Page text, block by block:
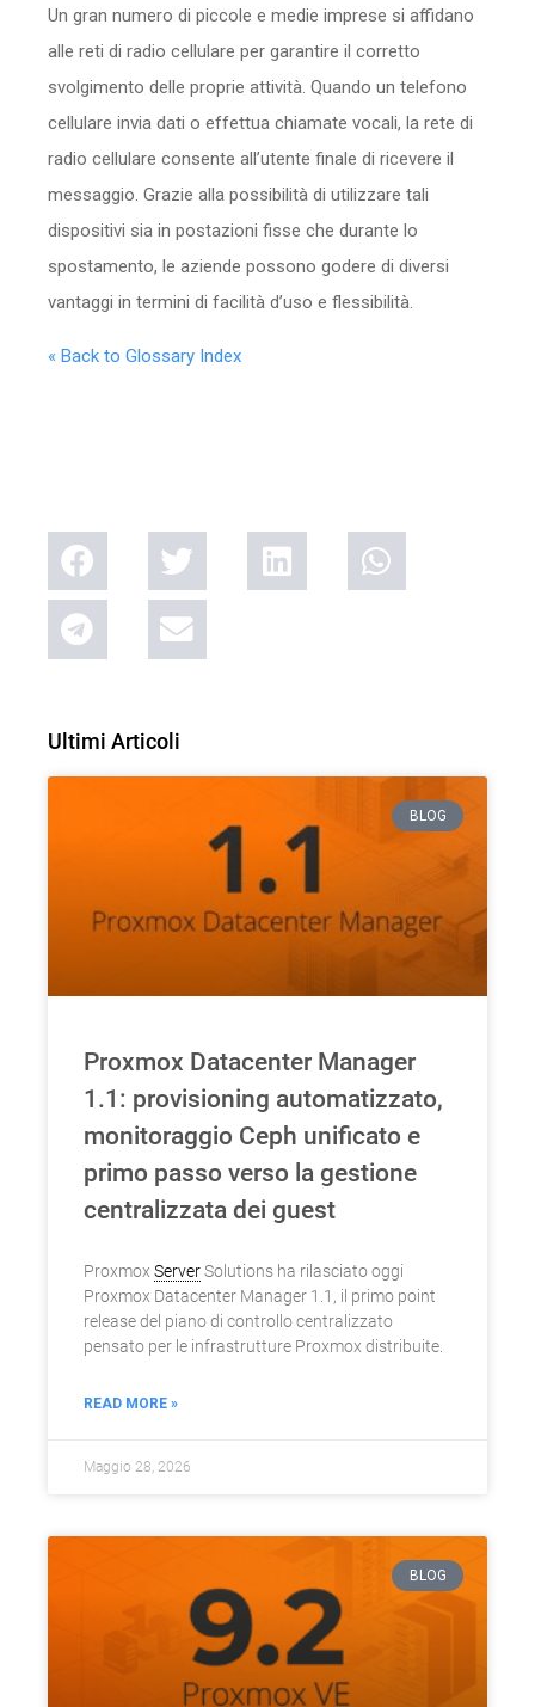
Un gran numero di piccole e medie imprese si affidano
alle reti di radio cellulare per garantire il corretto
svolgimento delle proprie attività. Quando un telefono
cellulare invia dati o effettua chiamate vocali, la rete di
radio cellulare consente all’utente finale di ricevere il
messaggio. Grazie alla possibilità di utilizzare tali
dispositivi sia in postazioni fisse che durante lo
spostamento, le aziende possono godere di diversi
vantaggi in termini di facilità d’uso e flessibilità.
« Back to Glossary Index
Ultimi Articoli
BLOG
Proxmox Datacenter Manager
1.1: provisioning automatizzato,
monitoraggio Ceph unificato e
primo passo verso la gestione
centralizzata dei guest
Proxmox ServerSolutions ha rilasciato oggi
Proxmox Datacenter Manager 1.1, il primo point
release del piano di controllo centralizzato
pensato per le infrastrutture Proxmox distribuite.
READ MORE »
Maggio 28, 2026
BLOG